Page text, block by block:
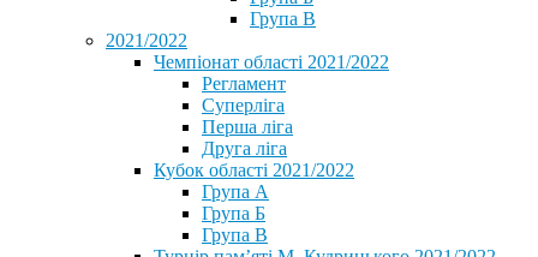
Група В
2021/2022
Чемпіонат області 2021/2022
Регламент
Суперліга
Перша ліга
Друга ліга
Кубок області 2021/2022
Група А
Група Б
Група В